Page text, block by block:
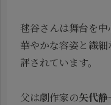
毬谷さんは舞台を中
華やかな容姿と繊細
評されています。
父は劇作家の矢代静